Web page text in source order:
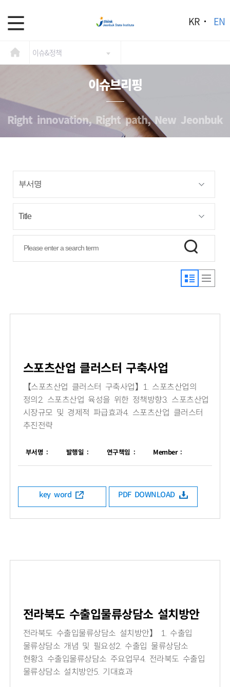
KR EN
이슈&정책
이슈브리핑
Right innovation, Right path, New Jeonbuk
스포츠산업 클러스터 구축사업
【스포츠산업 클러스터 구축사업】1. 스포츠산업의
정의2. 스포츠산업 육성을 위한 정책방향3. 스포츠산업
시장규모 및 경제적 파급효과4. 스포츠산업 클러스터
추진전략
부서명 : 발행일 : 연구책임 : Member :
key word PDF DOWNLOAD
전라북도 수출입물류상담소 설치방안
전라북도 수출입물류상담소 설치방안】 1. 수출입
물류상담소 개념 및 필요성2. 수출입 물류상담소
현황3. 수출입물류상담소 주요업무4. 전라북도 수출입
물류상담소 설치방안5. 기대효과